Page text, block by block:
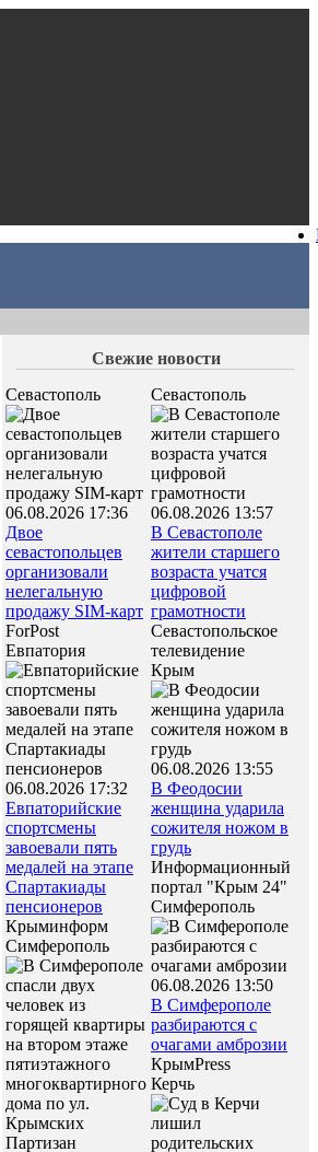
Свежие новости
Севастополь
06.08.2026 17:36
Двое
севастопольцев
организовали
нелегальную
продажу SIM-карт
ForPost
Евпатория
06.08.2026 17:32
Евпаторийские
спортсмены
завоевали пять
медалей на этапе
Спартакиады
пенсионеров
Крыминформ
Симферополь
Севастополь
06.08.2026 13:57
В Севастополе
жители старшего
возраста учатся
цифровой
грамотности
Севастопольское
телевидение
Крым
06.08.2026 13:55
В Феодосии
женщина ударила
сожителя ножом в
грудь
Информационный
портал "Крым 24"
Симферополь
06.08.2026 13:50
В Симферополе
разбираются с
очагами амброзии
КрымPress
Керчь